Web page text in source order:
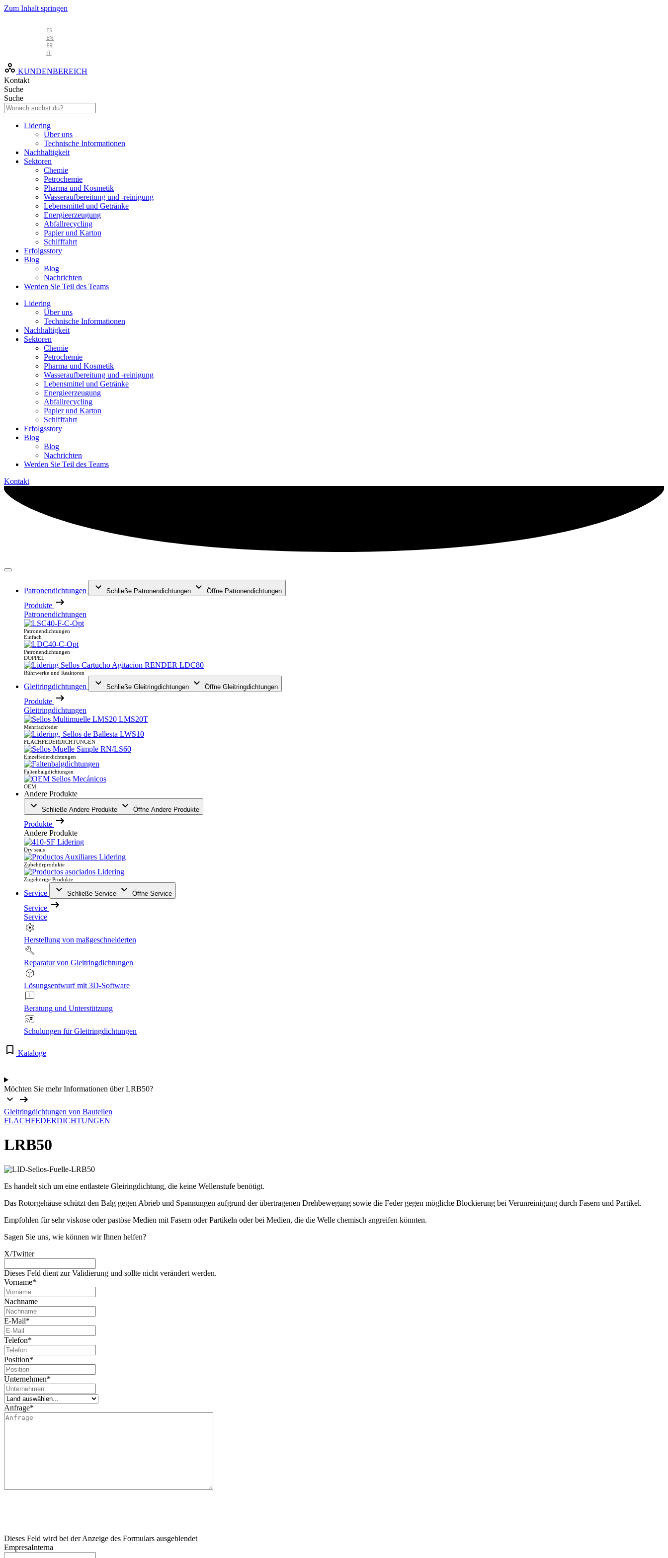
Zum Inhalt springen
ES
EN
FR
IT
KUNDENBEREICH
Kontakt
Suche
Suche
Lidering
Über uns
Technische Informationen
Nachhaltigkeit
Sektoren
Chemie
Petrochemie
Pharma und Kosmetik
Wasseraufbereitung und -reinigung
Lebensmittel und Getränke
Energieerzeugung
Abfallrecycling
Papier und Karton
Schifffahrt
Erfolgsstory
Blog
Blog
Nachrichten
Werden Sie Teil des Teams
Lidering
Über uns
Technische Informationen
Nachhaltigkeit
Sektoren
Chemie
Petrochemie
Pharma und Kosmetik
Wasseraufbereitung und -reinigung
Lebensmittel und Getränke
Energieerzeugung
Abfallrecycling
Papier und Karton
Schifffahrt
Erfolgsstory
Blog
Blog
Nachrichten
Werden Sie Teil des Teams
Kontakt
Patronendichtungen Schließe Patronendichtungen Öffne Patronendichtungen
Produkte
Patronendichtungen
Patronendichtungen
Einfach
Patronendichtungen
DOPPEL
Rührwerke und Reaktoren
Gleitringdichtungen Schließe Gleitringdichtungen Öffne Gleitringdichtungen
Produkte
Gleitringdichtungen
Mehrfachfeder
FLACHFEDERDICHTUNGEN
Einzelfederdichtungen
Faltenbalgdichtungen
OEM
Andere Produkte
Schließe Andere Produkte Öffne Andere Produkte
Produkte
Andere Produkte
Dry seals
Zubehörprodukte
Zugehörige Produkte
Service Schließe Service Öffne Service
Service
Service
Herstellung von maßgeschneiderten
Reparatur von Gleitringdichtungen
Lösungsentwurf mit 3D-Software
Beratung und Unterstützung
Schulungen für Gleitringdichtungen
Kataloge
Möchten Sie mehr Informationen über LRB50?
Gleitringdichtungen von Bauteilen
FLACHFEDERDICHTUNGEN
LRB50
Es handelt sich um eine entlastete Gleiringdichtung, die keine Wellenstufe benötigt.
Das Rotorgehäuse schützt den Balg gegen Abrieb und Spannungen aufgrund der übertragenen Drehbewegung sowie die Feder gegen mögliche Blockierung bei Verunreinigung durch Fasern und Partikel.
Empfohlen für sehr viskose oder pastöse Medien mit Fasern oder Partikeln oder bei Medien, die die Welle chemisch angreifen könnten.
Sagen Sie uns, wie können wir Ihnen helfen?
X/Twitter
Dieses Feld dient zur Validierung und sollte nicht verändert werden.
Vorname*
Nachname
E-Mail*
Telefon*
Position*
Unternehmen*
Anfrage*
Dieses Feld wird bei der Anzeige des Formulars ausgeblendet
EmpresaInterna